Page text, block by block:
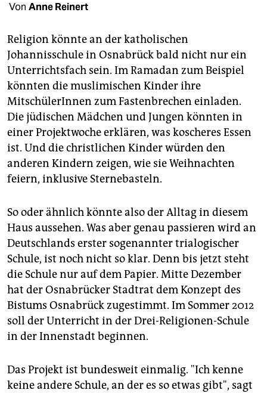
unterstützen
abo
genossenschaft
epaper login
Von Anne Reinert
Religion könnte an der katholischen
Johannisschule in Osnabrück bald nicht nur ein
Unterrichtsfach sein. Im Ramadan zum Beispiel
könnten die muslimischen Kinder ihre
MitschülerInnen zum Fastenbrechen einladen.
Die jüdischen Mädchen und Jungen könnten in
einer Projektwoche erklären, was koscheres Essen
ist. Und die christlichen Kinder würden den
anderen Kindern zeigen, wie sie Weihnachten
feiern, inklusive Sternebasteln.
So oder ähnlich könnte also der Alltag in diesem
Haus aussehen. Was aber genau passieren wird an
Deutschlands erster sogenannter trialogischer
Schule, ist noch nicht so klar. Denn bis jetzt steht
die Schule nur auf dem Papier. Mitte Dezember
hat der Osnabrücker Stadtrat dem Konzept des
Bistums Osnabrück zugestimmt. Im Sommer 2012
soll der Unterricht in der Drei-Religionen-Schule
in der Innenstadt beginnen.
Das Projekt ist bundesweit einmalig. "Ich kenne
keine andere Schule, an der es so etwas gibt", sagt